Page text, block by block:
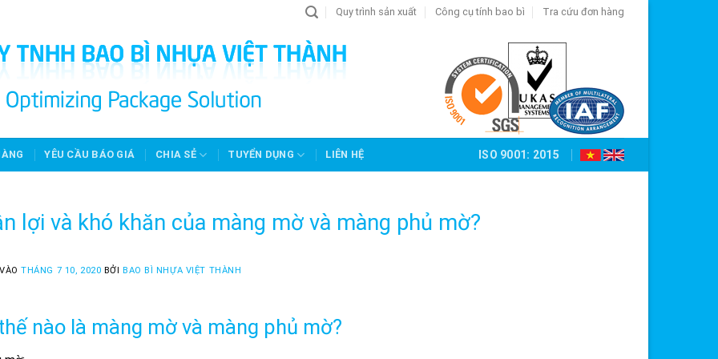
Quy trình sản xuất Công cụ tính bao bì Tra cứu đơn hàng
YÊU CẦU BÁO GIÁ CHIA SẺ TUYỂN DỤNG LIÊN HỆ ISO 9001: 2015
lợi và khó khăn của màng mờ và màng phủ mờ?
THÁNG 7 10, 2020 BỞIBAO BÌ NHỰA VIỆT THÀNH
nào là màng mờ và màng phủ mờ?